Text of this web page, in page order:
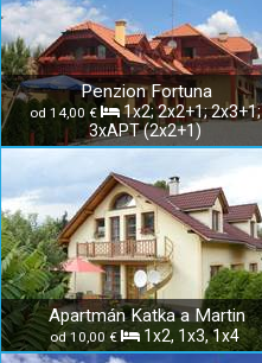
Penzion Fortuna
od 14,00 €
1x2; 2x2+1; 2x3+1;
3xAPT (2x2+1)
Apartmán Katka a Martin
od 10,00 € 1x2, 1x3, 1x4